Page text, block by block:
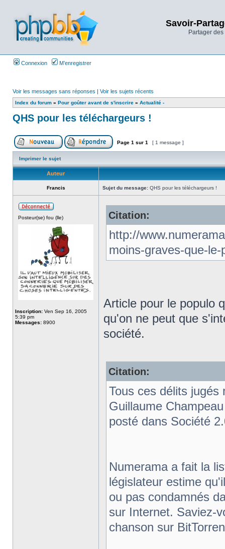
Savoir-
Partager
Connexion M’enregistrer
Voir les messages sans réponses | Voir les sujets récents
Index du forum » Pour goûter avant de s'inscrire » Actualité -
QHS pour les téléchargeurs !
Page 1 sur 1 [ 1 message ]
Imprimer le sujet
Auteur
Francis Sujet du message: QHS pour les téléchargeurs !
Posteur(se) fou (lle)
Inscription: Ven Sep 16, 2005
5:39 pm
Messages: 8900
Citation:
http://
moins-graves-que-
Article pour le populo
qu'on ne peut que
société.
Citation:
Tous ces délits jugés
Guillaume
posté dans Société
Numerama a fait la
législateur estime
ou pas condamnés
sur Internet. Saviez-
chanson sur